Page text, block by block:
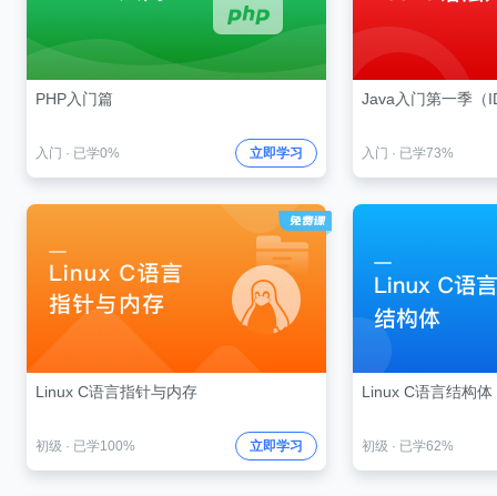
PHP入门篇
入门 · 已学0% 立即学习
Java入门第一季（
入门 · 已学73%
Linux C语言指针与内存
初级 · 已学100% 立即学习
Linux C语言结构体
初级 · 已学62%